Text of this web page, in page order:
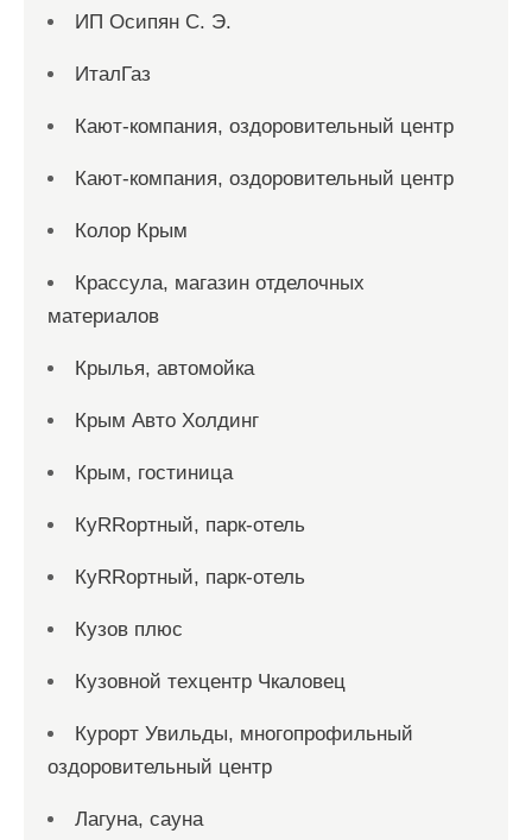
ИП Осипян С. Э.
ИталГаз
Кают-компания, оздоровительный центр
Кают-компания, оздоровительный центр
Колор Крым
Крассула, магазин отделочных
материалов
Крылья, автомойка
Крым Авто Холдинг
Крым, гостиница
КуRRортный, парк-отель
КуRRортный, парк-отель
Кузов плюс
Кузовной техцентр Чкаловец
Курорт Увильды, многопрофильный
оздоровительный центр
Лагуна, сауна